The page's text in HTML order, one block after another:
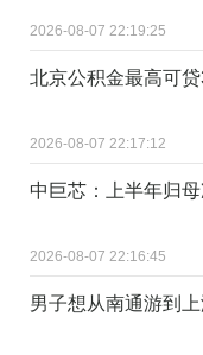
2026-08-07 22:19:25
北京公积金最高可
2026-08-07 22:17:12
中巨芯：上半年归
2026-08-07 22:16:45
男子想从南通游到